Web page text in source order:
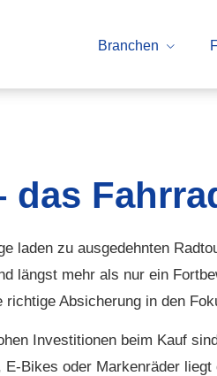
Branchen
das
laden zu ausgedehnten
längst mehr als nur ein
richtige Absicherung in den
Investitionen beim Kauf
E-Bikes oder Markenräder